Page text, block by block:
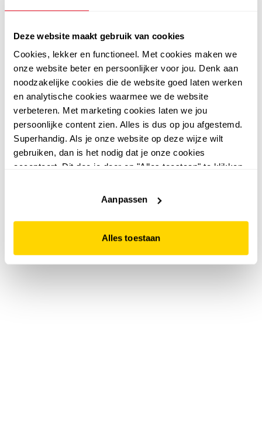
Deze website maakt gebruik van cookies
Cookies, lekker en functioneel. Met cookies maken we
onze website beter en persoonlijker voor jou. Denk aan
noodzakelijke cookies die de website goed laten werken
en analytische cookies waarmee we de website
verbeteren. Met marketing cookies laten we jou
persoonlijke content zien. Alles is dus op jou afgestemd.
Superhandig. Als je onze website op deze wijze wilt
gebruiken, dan is het nodig dat je onze cookies
accepteert. Dit doe je door op "Alles toestaan" te klikken.
website niet optimaal functioneert.
Aanpassen
Alles toestaan